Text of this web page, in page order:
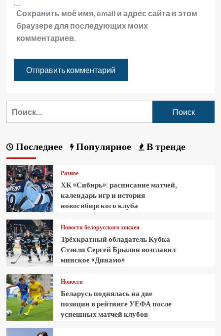
Сохранить моё имя, email и адрес сайта в этом
браузере для последующих моих
комментариев.
Последнее Популярное В тренде
Разное
ХК «Сибирь»: расписание матчей,
календарь игр и история
новосибирского клуба
Новости белорусского хоккея
Трёхкратный обладатель Кубка
Стэнли Сергей Брылин возглавил
минское «Динамо»
Новости
Беларусь поднялась на две
позиции в рейтинге УЕФА после
успешных матчей клубов